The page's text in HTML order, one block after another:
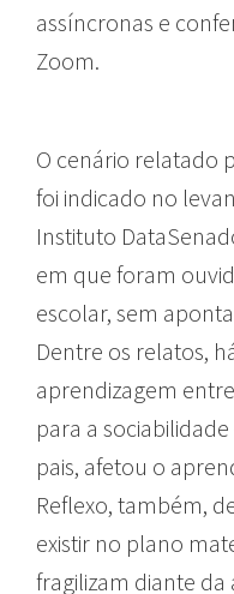
assíncronas e
Zoom.
O cenário relatado
foi indicado no
Instituto
em que foram
escolar, sem
Dentre os relatos,
aprendizagem
para a
pais, afetou o
Reflexo, também,
existir no plano
fragilizam diante